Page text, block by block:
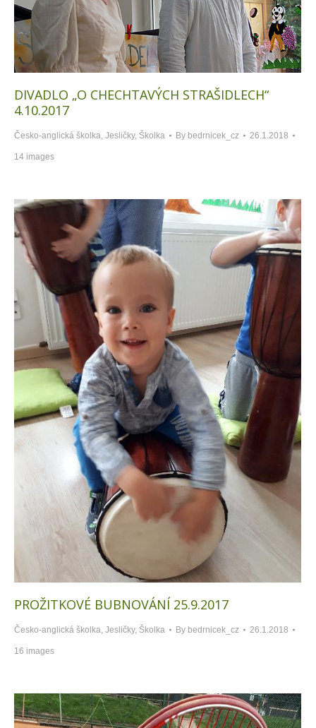
DIVADLO „O CHECHTAVÝCH STRAŠIDLECH“
4.10.2017
Česko-anglická školka, Jesličky, Školka By bedrnicek_cz 26.1.2018
14 images
PROŽITKOVÉ BUBNOVÁNÍ 25.9.2017
Česko-anglická školka, Jesličky, Školka By bedrnicek_cz 26.1.2018
16 images